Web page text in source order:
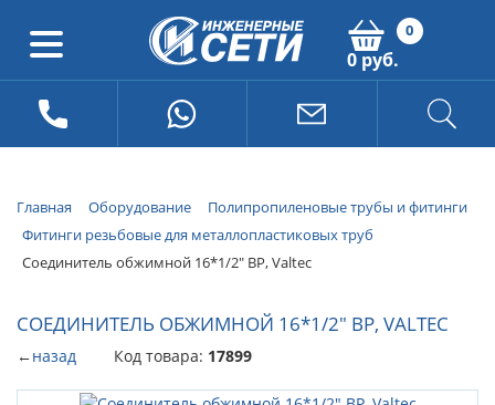
0
0 руб.
Главная Оборудование
Полипропиленовые трубы и фитинги
Фитинги резьбовые для металлопластиковых труб
Соединитель обжимной 16*1/2" ВР, Valtec
СОЕДИНИТЕЛЬ ОБЖИМНОЙ 16*1/2" ВР, VALTEC
←назад Код товара: 17899